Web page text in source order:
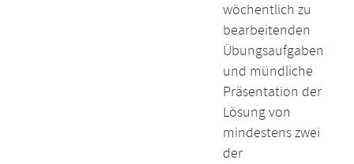
wöchentlich zu
bearbeitenden
Übungsaufgaben
und mündliche
Präsentation der
Lösung von
mindestens zwei
der